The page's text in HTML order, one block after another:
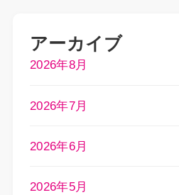
アーカイブ
2026年8月
2026年7月
2026年6月
2026年5月